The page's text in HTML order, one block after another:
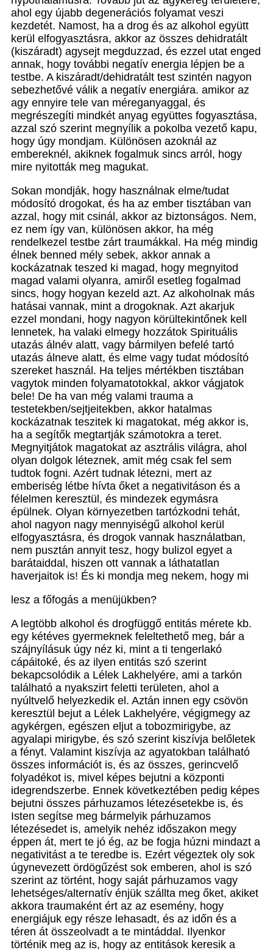
ahol egy újabb degenerációs folyamat veszi
kezdetét. Namost, ha a drog és az alkohol együtt
kerül elfogyasztásra, akkor az összes dehidratált
(kiszáradt) agysejt megduzzad, és ezzel utat enged
annak, hogy további negatív energia lépjen be a
testbe. A kiszáradt/dehidratált test szintén nagyon
sebezhetővé válik a negatív energiára. amikor az
agy ennyire tele van méreganyaggal, és
megrészegíti mindkét anyag együttes fogyasztása,
azzal szó szerint megnyílik a pokolba vezető kapu,
hogy úgy mondjam. Különösen azoknál az
embereknél, akiknek fogalmuk sincs arról, hogy
mire nyitották meg magukat.
Sokan mondják, hogy használnak elme/tudat
módosító drogokat, és ha az ember tisztában van
azzal, hogy mit csinál, akkor az biztonságos. Nem,
ez nem így van, különösen akkor, ha még
rendelkezel testbe zárt traumákkal. Ha még mindig
élnek benned mély sebek, akkor annak a
kockázatnak teszed ki magad, hogy megnyitod
magad valami olyanra, amiről esetleg fogalmad
sincs, hogy hogyan kezeld azt. Az alkoholnak más
hatásai vannak, mint a drogoknak. Azt akarjuk
ezzel mondani, hogy nagyon körültekintőnek kell
lennetek, ha valaki elmegy hozzátok Spirituális
utazás álnév alatt, vagy bármilyen befelé tartó
utazás álneve alatt, és elme vagy tudat módosító
szereket használ. Ha teljes mértékben tisztában
vagytok minden folyamatotokkal, akkor vágjatok
bele! De ha van még valami trauma a
testetekben/sejtjeitekben, akkor hatalmas
kockázatnak teszitek ki magatokat, még akkor is,
ha a segítők megtartják számotokra a teret.
Megnyitjátok magatokat az asztrális világra, ahol
olyan dolgok léteznek, amit még csak fel sem
tudtok fogni. Azért tudnak létezni, mert az
emberiség létbe hívta őket a negativitáson és a
félelmen keresztül, és mindezek egymásra
épülnek. Olyan környezetben tartózkodni tehát,
ahol nagyon nagy mennyiségű alkohol kerül
elfogyasztásra, és drogok vannak használatban,
nem pusztán annyit tesz, hogy bulizol egyet a
barátaiddal, hiszen ott vannak a láthatatlan
haverjaitok is! És ki mondja meg nekem, hogy mi
lesz a főfogás a menüjükben?
A legtöbb alkohol és drogfüggő entitás mérete kb.
egy kétéves gyermeknek feleltethető meg, bár a
szájnyílásuk úgy néz ki, mint a ti tengerlakó
cápáitoké, és az ilyen entitás szó szerint
bekapcsolódik a Lélek Lakhelyére, ami a tarkón
található a nyakszirt feletti területen, ahol a
nyúltvelő helyezkedik el. Aztán innen egy csövön
keresztül bejut a Lélek Lakhelyére, végigmegy az
agykérgen, egészen eljut a tobozmirigybe, az
agyalapi mirigybe, és szó szerint kiszívja belőletek
a fényt. Valamint kiszívja az agyatokban található
összes információt is, és az összes, gerincvelő
folyadékot is, mivel képes bejutni a központi
idegrendszerbe. Ennek következtében pedig képes
bejutni összes párhuzamos létezésetekbe is, és
Isten segítse meg bármelyik párhuzamos
létezésedet is, amelyik nehéz időszakon megy
éppen át, mert te jó ég, az be fogja húzni mindazt a
negativitást a te teredbe is. Ezért végeztek oly sok
úgynevezett ördögűzést sok emberen, ahol is szó
szerint az történt, hogy saját párhuzamos vagy
lehetséges/alternatív énjük szállta meg őket, akiket
akkora traumaként ért az az esemény, hogy
energiájuk egy része lehasadt, és az időn és a
téren át összeolvadt a te mintáddal. Ilyenkor
történik meg az is, hogy az entitások keresik a